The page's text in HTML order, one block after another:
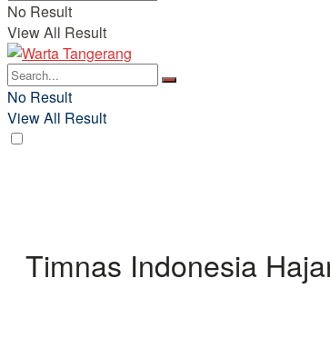
No Result
View All Result
No Result
View All Result
Timnas Indonesia